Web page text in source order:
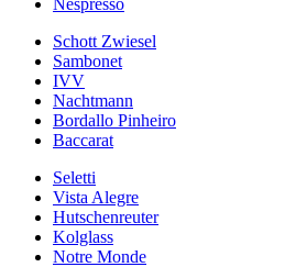
Schott Zwiesel
Sambonet
IVV
Nachtmann
Bordallo Pinheiro
Baccarat
Seletti
Vista Alegre
Hutschenreuter
Kolglass
Notre Monde